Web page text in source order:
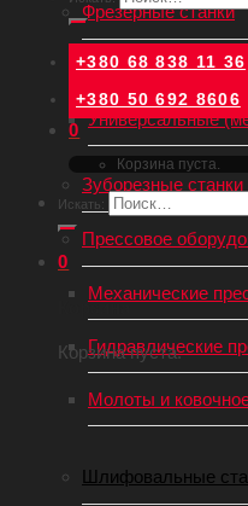
+380 68 838 11 36
+380 50 692 8606
0
Корзина пуста.
Искать:
0
Корзина
Корзина пуста.
Фрезерные станки
Фрезерные станки
Универсальные
Зуборезные станки
Прессовое
Механические
Гидравлические
Молоты и
Шлифовальные